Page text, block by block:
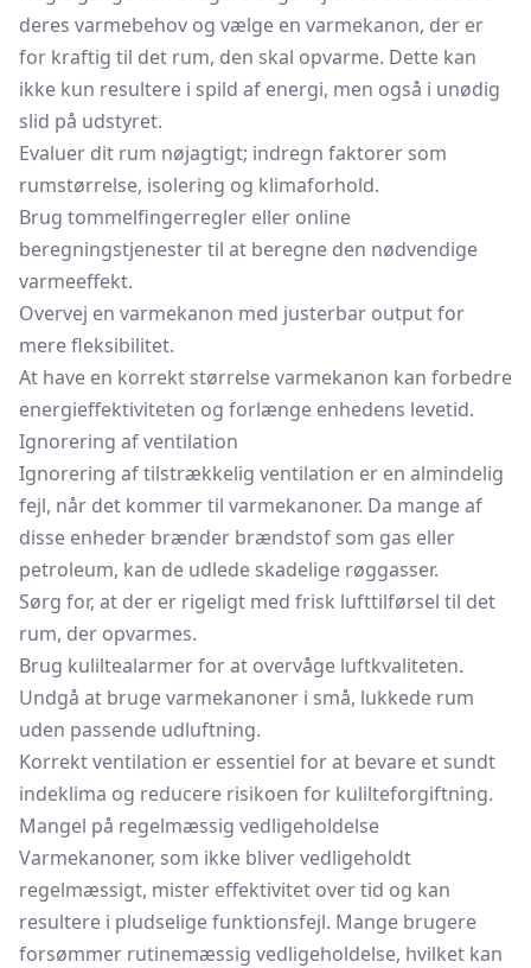
deres varmebehov og vælge en varmekanon, der er
for kraftig til det rum, den skal opvarme. Dette kan
ikke kun resultere i spild af energi, men også i unødig
slid på udstyret.
Evaluer dit rum nøjagtigt; indregn faktorer som
rumstørrelse, isolering og klimaforhold.
Brug tommelfingerregler eller online
beregningstjenester til at beregne den nødvendige
varmeeffekt.
Overvej en varmekanon med justerbar output for
mere fleksibilitet.
At have en korrekt størrelse varmekanon kan forbedre
energieffektiviteten og forlænge enhedens levetid.
Ignorering af ventilation
Ignorering af tilstrækkelig ventilation er en almindelig
fejl, når det kommer til varmekanoner. Da mange af
disse enheder brænder brændstof som gas eller
petroleum, kan de udlede skadelige røggasser.
Sørg for, at der er rigeligt med frisk lufttilførsel til det
rum, der opvarmes.
Brug kuliltealarmer for at overvåge luftkvaliteten.
Undgå at bruge varmekanoner i små, lukkede rum
uden passende udluftning.
Korrekt ventilation er essentiel for at bevare et sundt
indeklima og reducere risikoen for kulilteforgiftning.
Mangel på regelmæssig vedligeholdelse
Varmekanoner, som ikke bliver vedligeholdt
regelmæssigt, mister effektivitet over tid og kan
resultere i pludselige funktionsfejl. Mange brugere
forsømmer rutinemæssig vedligeholdelse, hvilket kan